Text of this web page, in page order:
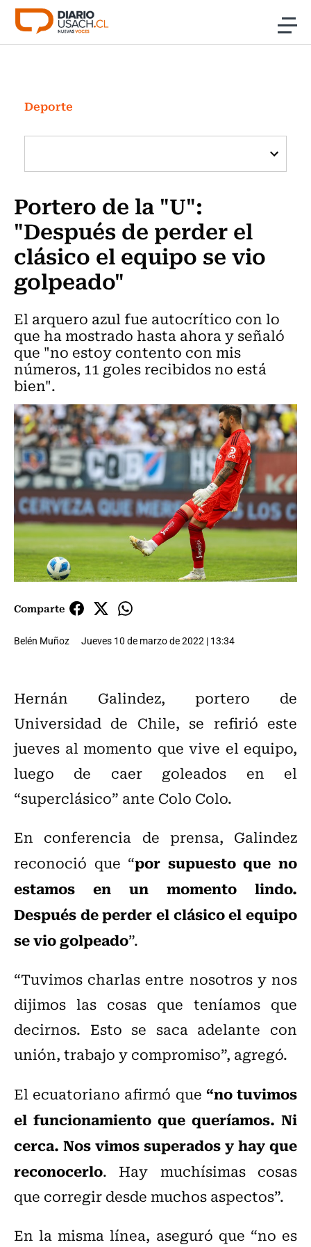
Click acá para ir directamente al contenido
Investigación
Cultura
Programas Radio y TV Usach
Deporte
Portero de la "U":
"Después de perder el
clásico el equipo se vio
golpeado"
El arquero azul fue autocrítico con lo
que ha mostrado hasta ahora y señaló
que "no estoy contento con mis
números, 11 goles recibidos no está
bien".
Comparte
Belén Muñoz Jueves 10 de marzo de 2022 | 13:34
Hernán Galindez, portero de
Universidad de Chile, se refirió este
jueves al momento que vive el equipo,
luego de caer goleados en el
“superclásico” ante Colo Colo.
En conferencia de prensa, Galindez
reconoció que “por supuesto que no
estamos en un momento lindo.
Después de perder el clásico el equipo
se vio golpeado”.
“Tuvimos charlas entre nosotros y nos
dijimos las cosas que teníamos que
decirnos. Esto se saca adelante con
unión, trabajo y compromiso”, agregó.
El ecuatoriano afirmó que “no tuvimos
el funcionamiento que queríamos. Ni
cerca. Nos vimos superados y hay que
reconocerlo. Hay muchísimas cosas
que corregir desde muchos aspectos”.
En la misma línea, aseguró que “no es